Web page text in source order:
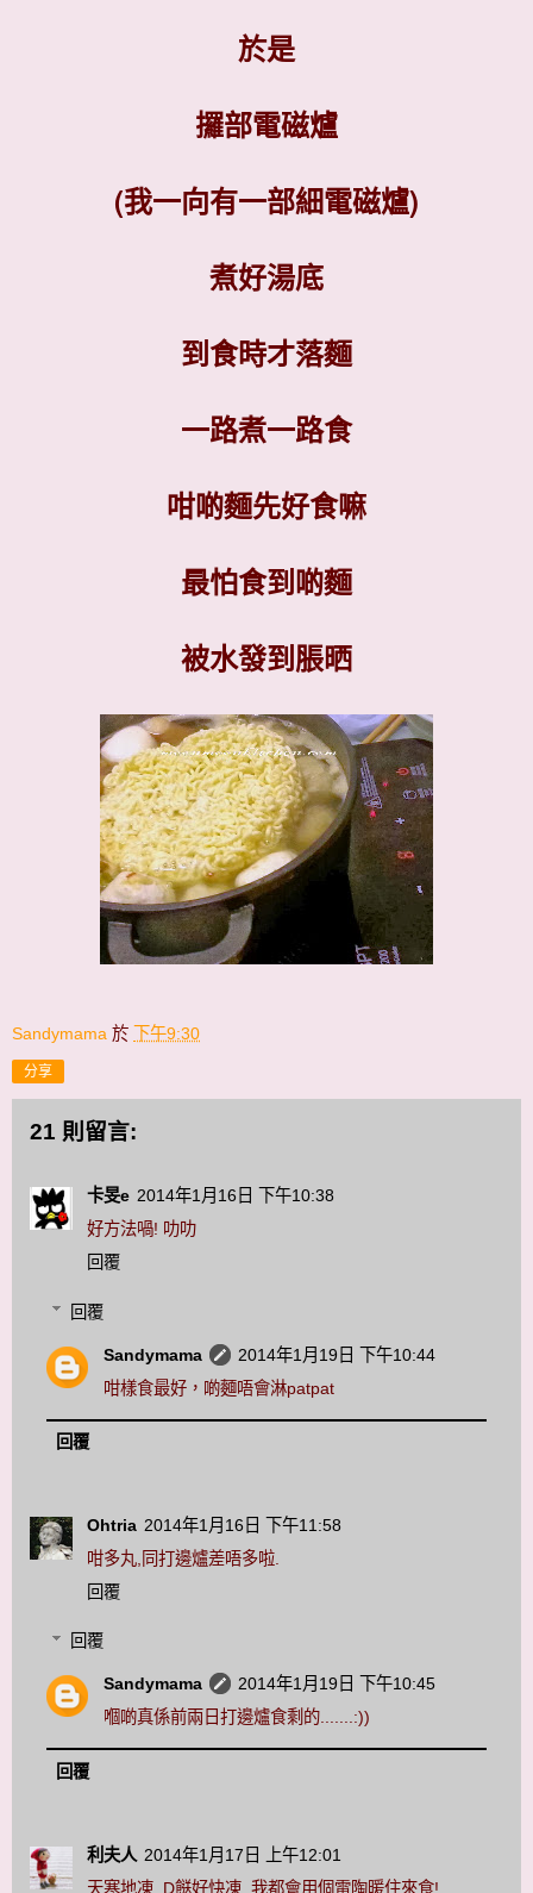
於是
攞部電磁爐
(我一向有一部細電磁爐)
煮好湯底
到食時才落麵
一路煮一路食
咁啲麵先好食嘛
最怕食到啲麵
被水發到脹晒
Sandymama 於 下午9:30
分享
21 則留言:
卡旻e 2014年1月16日 下午10:38
好方法喎! 叻叻
回覆
回覆
Sandymama
2014年1月19日 下午10:44
咁樣食最好，啲麵唔會淋patpat
回覆
Ohtria 2014年1月16日 下午11:58
咁多丸,同打邊爐差唔多啦.
回覆
回覆
Sandymama
2014年1月19日 下午10:45
嗰啲真係前兩日打邊爐食剩的.......:))
回覆
利夫人 2014年1月17日 上午12:01
天寒地凍, D餸好快凍, 我都會用個電陶暖住來食!